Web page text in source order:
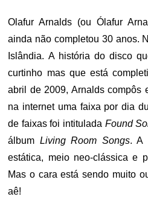
Olafur Arnalds (ou Ólafur
ainda não completou 30 anos.
Islândia. A história do disco
curtinho mas que está
abril de 2009, Arnalds compôs
na internet uma faixa por dia
de faixas foi intitulada Found
álbum Living Room Songs. A
estática, meio neo-clássica e
Mas o cara está sendo muito
aê!